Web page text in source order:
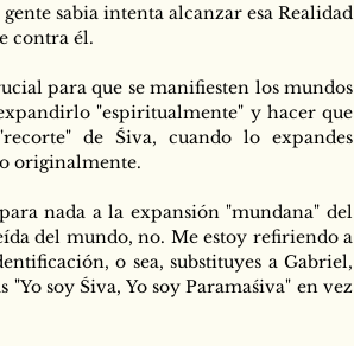
sabia intenta alcanzar esa Realidad
contra él.
para que se manifiesten los mundos
"espiritualmente" y hacer que
de Śiva, cuando lo expandes
originalmente.
nada a la expansión "mundana" del
del mundo, no. Me estoy refiriendo a
o sea, substituyes a Gabriel,
soy Śiva, Yo soy Paramaśiva" en vez